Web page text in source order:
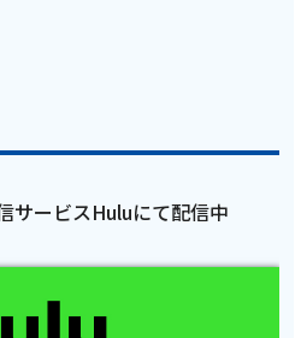
を読む
テレビ
サービスHuluにて配信中